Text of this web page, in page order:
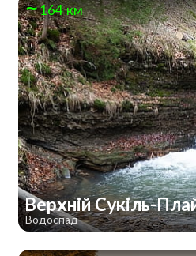
164 км
Верхній Сукіль-
Водоспад